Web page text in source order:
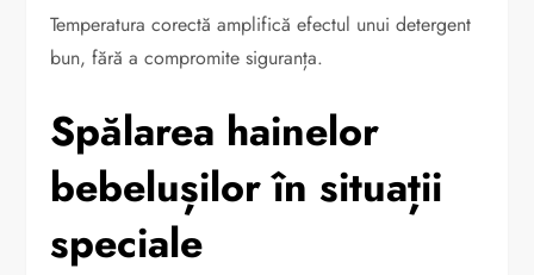
Temperatura corectă amplifică efectul unui detergent
bun, fără a compromite siguranța.
Spălarea hainelor
bebelușilor în situații
speciale